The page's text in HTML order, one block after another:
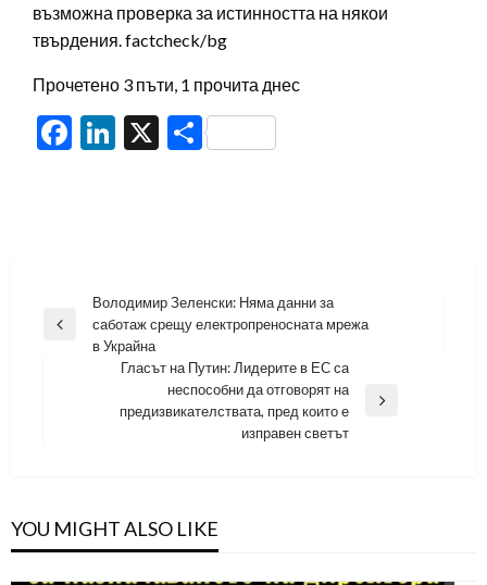
възможна проверка за истинността на някои
твърдения. factcheck/bg
Прочетено 3 пъти, 1 прочита днес
Facebook
LinkedIn
X Share
Навигация
Previous
Володимир Зеленски: Няма данни за
саботаж срещу електропреносната мрежа
в Украйна
Гласът на Путин: Лидерите в ЕС са
неспособни да отговорят на
предизвикателствата, пред които е
изправен светът
YOU MIGHT ALSO LIKE